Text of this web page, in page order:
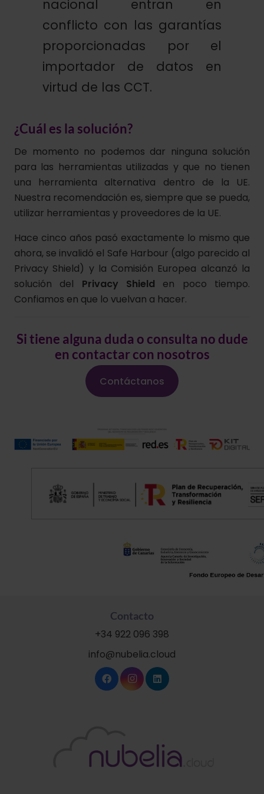
nacional entran en
conflicto con las garantías
proporcionadas por el
importador de datos en
virtud de las CCT.
¿Cuál es la solución?
De momento no podemos dar ninguna solución
para las herramientas utilizadas y que no tienen
una herramienta alternativa dentro de la UE.
Nuestra recomendación es, siempre que se pueda,
utilizar herramientas y proveedores de la UE.
Hace cinco años pasó exactamente lo mismo que
ahora, se invalidó el Safe Harbour (algo parecido al
Privacy Shield) y la Comisión Europea alcanzó la
solución del Privacy Shield en poco tiempo.
Confiamos en que lo vuelvan a hacer.
Si tiene alguna duda o consulta no dude
en contactar con nosotros
Contáctanos
Contacto
+34 922 096 398
info@nubelia.cloud